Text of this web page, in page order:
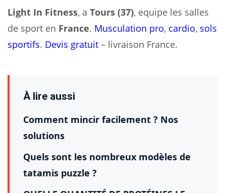
Light In Fitness, a Tours (37), equipe les salles
de sport en France. Musculation pro, cardio, sols
sportifs. Devis gratuit – livraison France.
À lire aussi
Comment mincir facilement ? Nos
solutions
Quels sont les nombreux modèles de
tatamis puzzle ?